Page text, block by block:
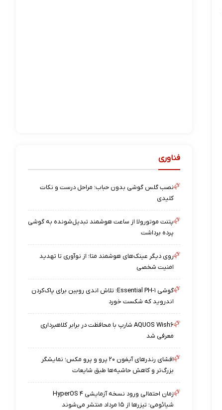
فناوری
نصب گلس گوشی بدون حباب؛ مراحل درست و نکات
کلیدی
پتنت موتورولا از ساعت هوشمند تبدیل‌شونده به گوشی
پرده برداشت
روی دیگر عینک‌های هوشمند متا؛ از نوآوری تا تهدید
امنیت شخصی
گوشی Essential PH-۱؛ تلاش اندی روبین برای پاک‌کردن
اندروید که شکست خورد
AQUOS Wish۶ شارپ با محافظت در برابر کلاهبرداری
معرفی شد
افشای رندرهای آیفون ۲۰ پرو و پرو مکس؛ نمایشگر
بزرگ‌تر و کاهش حاشیه‌ها طبق شایعات
زمان احتمالی ورود نسخه آزمایشی HyperOS ۴
شیائومی؛ تیزرها از ۱۵ مرداد منتشر می‌شوند